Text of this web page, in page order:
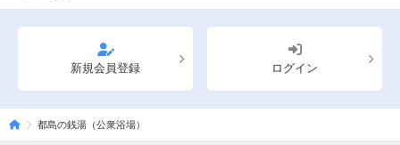
新規会員登録 ログイン
都島の銭湯（公衆浴場）